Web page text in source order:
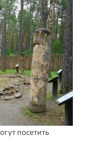
посетить